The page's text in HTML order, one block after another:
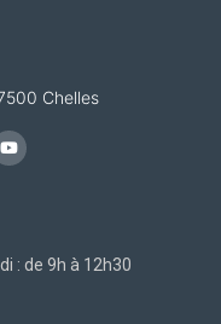
Chelles
Y
o
u
: de 9h à 12h30